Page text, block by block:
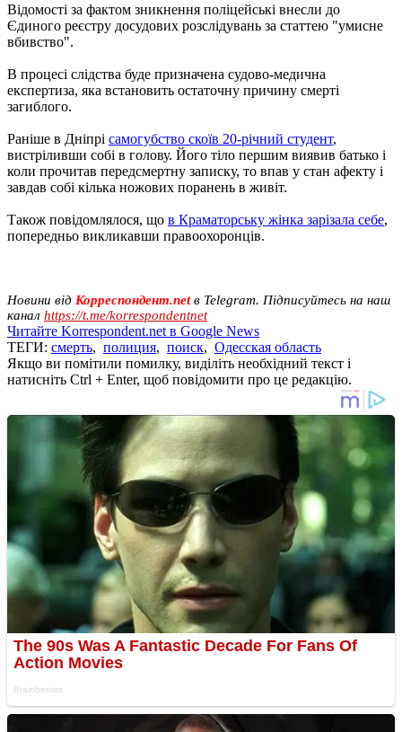
Відомості за фактом зникнення поліцейські внесли до
Єдиного реєстру досудових розслідувань за статтею "умисне
вбивство".
В процесі слідства буде призначена судово-медична
експертиза, яка встановить остаточну причину смерті
загиблого.
Раніше в Дніпрі самогубство скоїв 20-річний студент,
вистріливши собі в голову. Його тіло першим виявив батько і
коли прочитав передсмертну записку, то впав у стан афекту і
завдав собі кілька ножових поранень в живіт.
Також повідомлялося, що в Краматорську жінка зарізала себе,
попередньо викликавши правоохоронців.
Новини від Корреспондент.netв Telegram. Підписуйтесь на наш
канал https://t.me/korrespondentnet
Читайте Korrespondent.net в Google News
ТЕГИ: смерть, полиция, поиск, Одесская область
Якщо ви помітили помилку, виділіть необхідний текст і
натисніть Ctrl + Enter, щоб повідомити про це редакцію.